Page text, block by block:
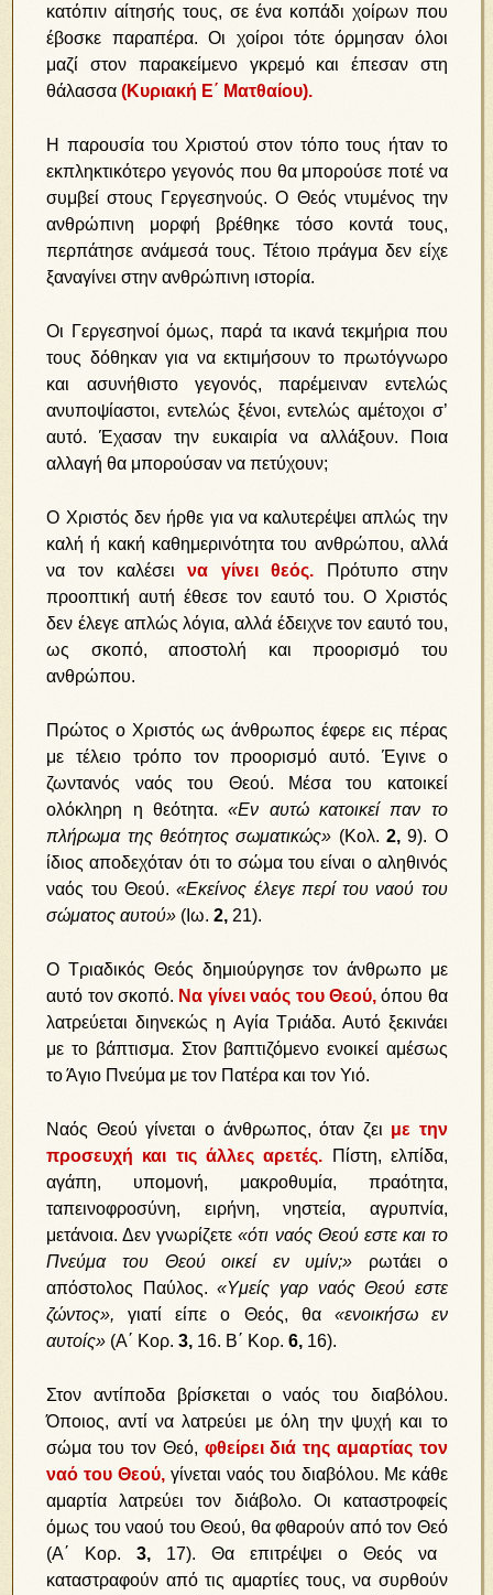
κατόπιν αίτησής τους, σε ένα κοπάδι χοίρων που
έβοσκε παραπέρα. Οι χοίροι τότε όρμησαν όλοι
μαζί στον παρακείμενο γκρεμό και έπεσαν στη
θάλασσα(Κυριακή Ε΄ Ματθαίου).
Η παρουσία του Χριστού στον τόπο τους ήταν το
εκπληκτικότερο γεγονός που θα μπορούσε ποτέ να
συμβεί στους Γεργεσηνούς. Ο Θεός ντυμένος την
ανθρώπινη μορφή βρέθηκε τόσο κοντά τους,
περπάτησε ανάμεσά τους. Τέτοιο πράγμα δεν είχε
ξαναγίνει στην ανθρώπινη ιστορία.
Οι Γεργεσηνοί όμως, παρά τα ικανά τεκμήρια που
τους δόθηκαν για να εκτιμήσουν το πρωτόγνωρο
και ασυνήθιστο γεγονός, παρέμειναν εντελώς
ανυποψίαστοι, εντελώς ξένοι, εντελώς αμέτοχοι σ’
αυτό. Έχασαν την ευκαιρία να αλλάξουν. Ποια
αλλαγή θα μπορούσαν να πετύχουν;
Ο Χριστός δεν ήρθε για να καλυτερέψει απλώς την
καλή ή κακή καθημερινότητα του ανθρώπου, αλλά
να τον καλέσεινα γίνει θεός. Πρότυπο στην
προοπτική αυτή έθεσε τον εαυτό του. Ο Χριστός
δεν έλεγε απλώς λόγια, αλλά έδειχνε τον εαυτό του,
ως σκοπό, αποστολή και προορισμό του
ανθρώπου.
Πρώτος ο Χριστός ως άνθρωπος έφερε εις πέρας
με τέλειο τρόπο τον προορισμό αυτό. Έγινε ο
ζωντανός ναός του Θεού. Μέσα του κατοικεί
ολόκληρη η θεότητα.«Εν αυτώ κατοικεί παν το
πλήρωμα της θεότητος σωματικώς» (Κολ.2, 9). Ο
ίδιος αποδεχόταν ότι το σώμα του είναι ο αληθινός
ναός του Θεού.«Εκείνος έλεγε περί του ναού του
σώματος αυτού» (Ιω.2, 21).
Ο Τριαδικός Θεός δημιούργησε τον άνθρωπο με
αυτό τον σκοπό. Να γίνει ναός του Θεού, όπου θα
λατρεύεται διηνεκώς η Αγία Τριάδα. Αυτό ξεκινάει
με το βάπτισμα. Στον βαπτιζόμενο ενοικεί αμέσως
το Άγιο Πνεύμα με τον Πατέρα και τον Υιό.
Ναός Θεού γίνεται ο άνθρωπος, όταν ζει με την
προσευχή και τις άλλες αρετές. Πίστη, ελπίδα,
αγάπη, υπομονή, μακροθυμία, πραότητα,
ταπεινοφροσύνη, ειρήνη, νηστεία, αγρυπνία,
μετάνοια. Δεν γνωρίζετε«ότι ναός Θεού εστε και το
Πνεύμα του Θεού οικεί εν υμίν;» ρωτάει ο
απόστολος Παύλος.«Υμείς γαρ ναός Θεού εστε
ζώντος», γιατί είπε ο Θεός, θα «ενοικήσω εν
αυτοίς» (Α΄ Κορ.3, 16. Β΄ Κορ.6, 16).
Στον αντίποδα βρίσκεται ο ναός του διαβόλου.
Όποιος, αντί να λατρεύει με όλη την ψυχή και το
σώμα του τον Θεό, φθείρει διά της αμαρτίας τον
ναό του Θεού, γίνεται ναός του διαβόλου. Με κάθε
αμαρτία λατρεύει τον διάβολο. Οι καταστροφείς
όμως του ναού του Θεού, θα φθαρούν από τον Θεό
(Α΄ Κορ.3, 17). Θα επιτρέψει ο Θεός να
καταστραφούν από τις αμαρτίες τους, να συρθούν